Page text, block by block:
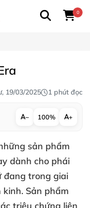
0
19/03/2025 1 phút đọc
− 100% +
sản phẩm
dành cho phái
đang trong giai
Sản phẩm